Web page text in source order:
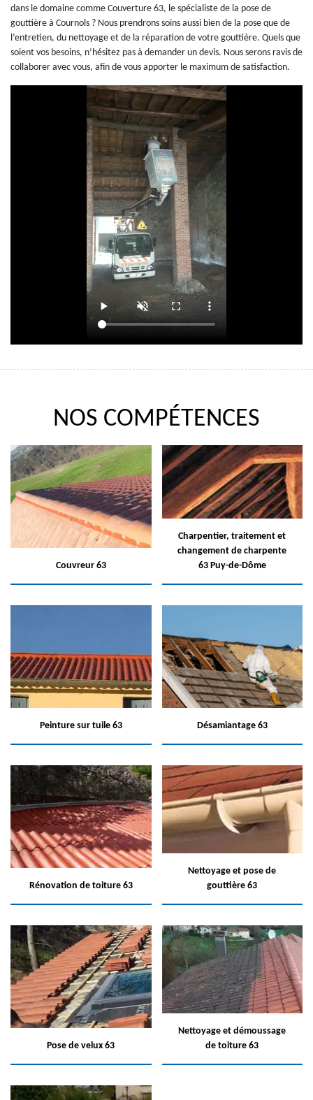
dans le domaine comme Couverture 63, le spécialiste de la pose de
gouttière à Cournols ? Nous prendrons soins aussi bien de la pose que de
l’entretien, du nettoyage et de la réparation de votre gouttière. Quels que
soient vos besoins, n’hésitez pas à demander un devis. Nous serons ravis de
collaborer avec vous, afin de vous apporter le maximum de satisfaction.
NOS COMPÉTENCES
Couvreur 63
Charpentier, traitement et
changement de charpente
63 Puy-de-Dôme
Peinture sur tuile 63 Désamiantage 63
Rénovation de toiture 63
Nettoyage et pose de
gouttière 63
Pose de velux 63
Nettoyage et démoussage
de toiture 63